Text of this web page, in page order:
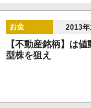
お金 2013
【不動産銘柄】は
型株を狙え